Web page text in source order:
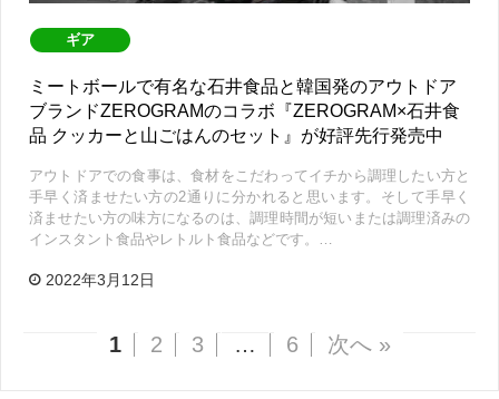
ギア
ミートボールで有名な石井食品と韓国発のアウトドア
ブランドZEROGRAMのコラボ『ZEROGRAM×石井食
品 クッカーと山ごはんのセット』が好評先行発売中
アウトドアでの食事は、食材をこだわってイチから調理したい方と
手早く済ませたい方の2通りに分かれると思います。そして手早く
済ませたい方の味方になるのは、調理時間が短いまたは調理済みの
インスタント食品やレトルト食品などです。…
2022年3月12日
1 2 3 … 6 次へ »